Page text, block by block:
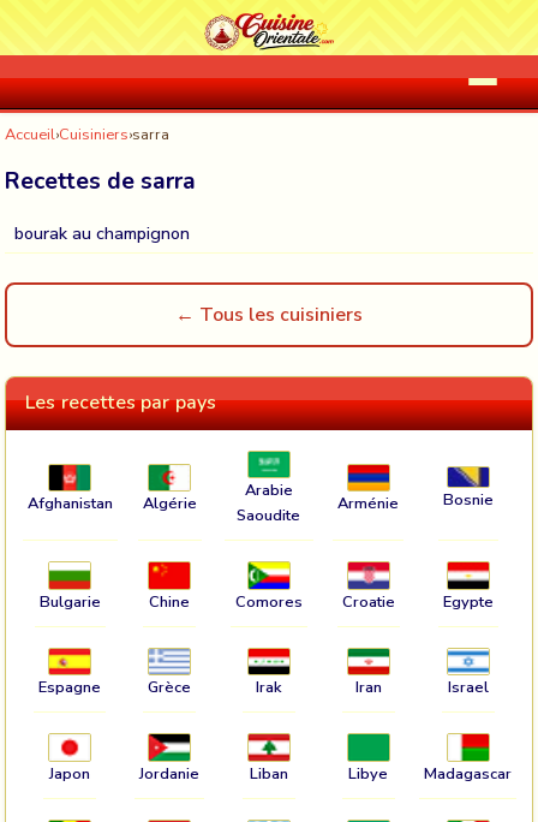
Accueil›Cuisiniers›sarra
Recettes de sarra
bourak au champignon
← Tous les cuisiniers
Les recettes par pays
Afghanistan Algérie
Arabie
Saoudite
Arménie Bosnie
Bulgarie Chine Comores Croatie Egypte
Espagne Grèce Irak Iran Israel
Japon Jordanie Liban Libye Madagascar